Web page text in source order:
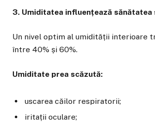
3. Umiditatea influențează
Un nivel optim al umidității interioare
între 40% și 60%.
Umiditate prea scăzută:
uscarea căilor respiratorii;
iritații oculare;